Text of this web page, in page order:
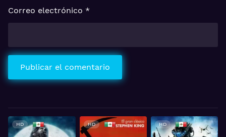
Correo electrónico *
HD HD HD